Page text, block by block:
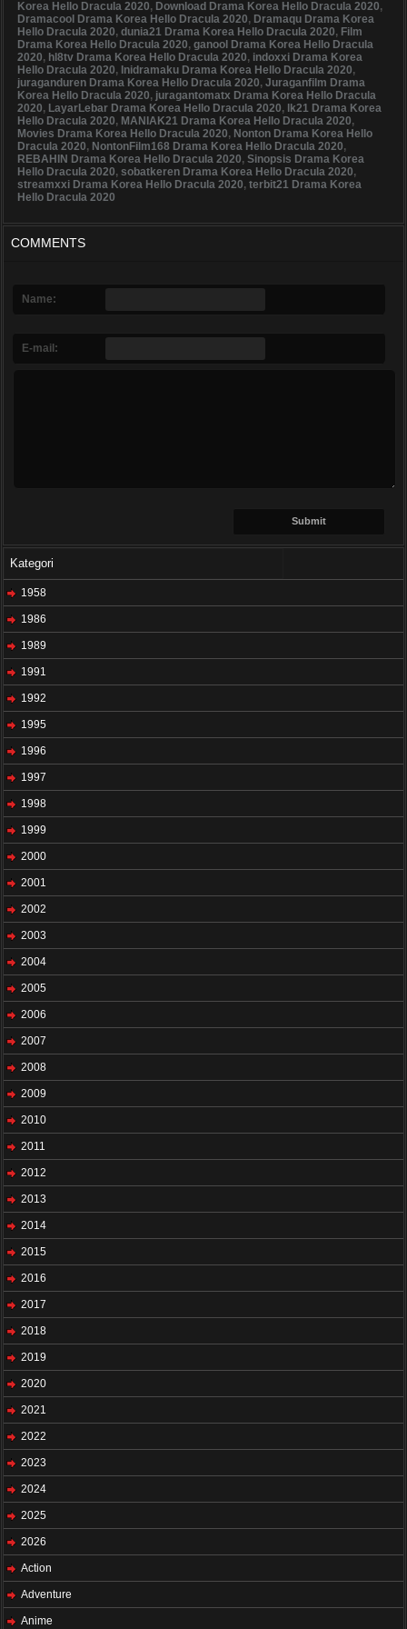
Korea Hello Dracula 2020, Download Drama Korea Hello Dracula 2020,
Dramacool Drama Korea Hello Dracula 2020, Dramaqu Drama Korea
Hello Dracula 2020, dunia21 Drama Korea Hello Dracula 2020, Film
Drama Korea Hello Dracula 2020, ganool Drama Korea Hello Dracula
2020, hl8tv Drama Korea Hello Dracula 2020, indoxxi Drama Korea
Hello Dracula 2020, Inidramaku Drama Korea Hello Dracula 2020,
juraganduren Drama Korea Hello Dracula 2020, Juraganfilm Drama
Korea Hello Dracula 2020, juragantomatx Drama Korea Hello Dracula
2020, LayarLebar Drama Korea Hello Dracula 2020, lk21 Drama Korea
Hello Dracula 2020, MANIAK21 Drama Korea Hello Dracula 2020,
Movies Drama Korea Hello Dracula 2020, Nonton Drama Korea Hello
Dracula 2020, NontonFilm168 Drama Korea Hello Dracula 2020,
REBAHIN Drama Korea Hello Dracula 2020, Sinopsis Drama Korea
Hello Dracula 2020, sobatkeren Drama Korea Hello Dracula 2020,
streamxxi Drama Korea Hello Dracula 2020, terbit21 Drama Korea
Hello Dracula 2020
COMMENTS
Name:
E-mail:
Kategori
1958
1986
1989
1991
1992
1995
1996
1997
1998
1999
2000
2001
2002
2003
2004
2005
2006
2007
2008
2009
2010
2011
2012
2013
2014
2015
2016
2017
2018
2019
2020
2021
2022
2023
2024
2025
2026
Action
Adventure
Anime